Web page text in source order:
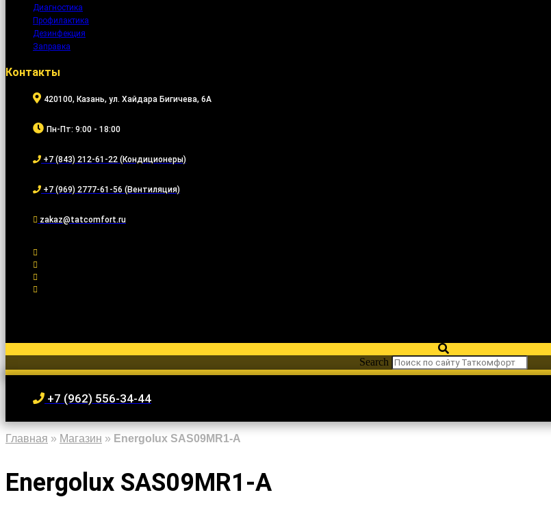
Диагностика
Профилактика
Дезинфекция
Заправка
Контакты
420100, Казань, ул. Хайдара Бигичева, 6А
Пн-Пт: 9:00 - 18:00
+7 (843) 212-61-22 (Кондиционеры)
+7 (969) 2777-61-56 (Вентиляция)
zakaz@tatcomfort.ru
Search
+7 (962) 556-34-44
Главная » Магазин » Energolux SAS09MR1-A
Energolux SAS09MR1-A